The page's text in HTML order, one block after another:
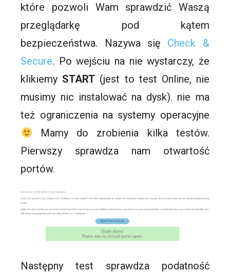
które pozwoli Wam sprawdzić Waszą
przeglądarkę pod kątem
bezpieczeństwa. Nazywa się Check &
Secure. Po wejściu na nie wystarczy, że
klikiemy START (jest to test Online, nie
musimy nic instalować na dysk). nie ma
też ograniczenia na systemy operacyjne
Mamy do zrobienia kilka testów.
Pierwszy sprawdza nam otwartość
portów.
Następny test sprawdza podatność